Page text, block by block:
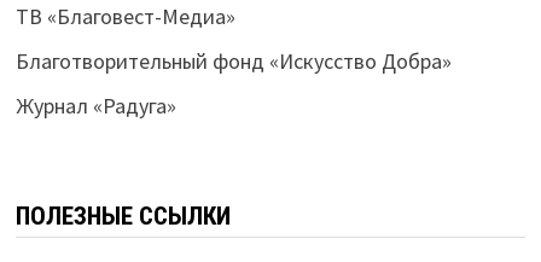
ТВ «Благовест-Медиа»
Благотворительный фонд «Искусство Добра»
Журнал «Радуга»
ПОЛЕЗНЫЕ ССЫЛКИ